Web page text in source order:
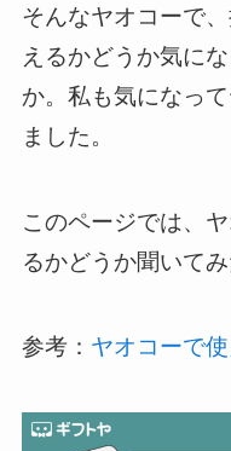
そんなヤオコーで
えるかどうか気に
か。私も気になっ
ました。
このページでは、
るかどうか聞いて
参考： ヤオコーで